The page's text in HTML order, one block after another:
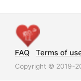
FAQ Terms of
Copyright © 2019-